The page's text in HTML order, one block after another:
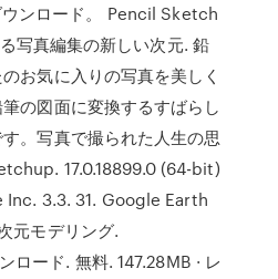
ンロード。 Pencil Sketch
写真編集の新しい次元. 鉛
お気に入りの写真を美しく
の図面に変換するすばらし
。写真で撮られた人生の思
17.0.18899.0 (64-bit)
3.3. 31. Google Earth
元モデリング.
ード. 無料. 147.28MB · レ